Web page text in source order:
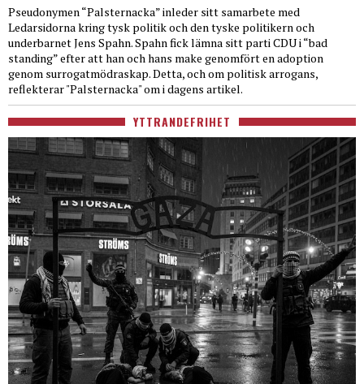
Pseudonymen “Palsternacka” inleder sitt samarbete med
Ledarsidorna kring tysk politik och den tyske politikern och
underbarnet Jens Spahn. Spahn fick lämna sitt parti CDU i “bad
standing” efter att han och hans make genomfört en adoption
genom surrogatmödraskap. Detta, och om politisk arrogans,
reflekterar "Palsternacka" om i dagens artikel.
YTTRANDEFRIHET